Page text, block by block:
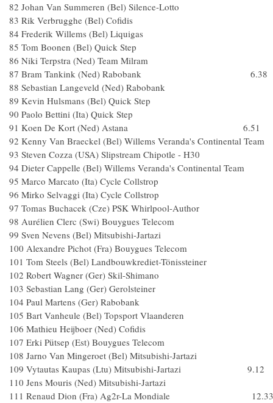
82 Johan Van Summeren (Bel) Silence-Lotto
83 Rik Verbrugghe (Bel) Cofidis
84 Frederik Willems (Bel) Liquigas
85 Tom Boonen (Bel) Quick Step
86 Niki Terpstra (Ned) Team Milram
87 Bram Tankink (Ned) Rabobank 6.38
88 Sebastian Langeveld (Ned) Rabobank
89 Kevin Hulsmans (Bel) Quick Step
90 Paolo Bettini (Ita) Quick Step
91 Koen De Kort (Ned) Astana 6.51
92 Kenny Van Braeckel (Bel) Willems Veranda's Continental
93 Steven Cozza (USA) Slipstream Chipotle - H30
94 Dieter Cappelle (Bel) Willems Veranda's Continental
95 Marco Marcato (Ita) Cycle Collstrop
96 Mirko Selvaggi (Ita) Cycle Collstrop
97 Tomas Buchacek (Cze) PSK Whirlpool-
98 Aurélien Clerc (Swi) Bouygues Telecom
99 Sven Nevens (Bel) Mitsubishi-Jartazi
100 Alexandre Pichot (Fra) Bouygues Telecom
101 Tom Steels (Bel) Landbouwkrediet-Tönissteiner
102 Robert Wagner (Ger) Skil-Shimano
103 Sebastian Lang (Ger) Gerolsteiner
104 Paul Martens (Ger) Rabobank
105 Bart Vanheule (Bel) Topsport Vlaanderen
106 Mathieu Heijboer (Ned) Cofidis
107 Erki Pütsep (Est) Bouygues Telecom
108 Jarno Van Mingeroet (Bel) Mitsubishi-Jartazi
109 Vytautas Kaupas (Ltu) Mitsubishi-Jartazi 9.12
110 Jens Mouris (Ned) Mitsubishi-Jartazi
111 Renaud Dion (Fra) Ag2r-La Mondiale 12.33